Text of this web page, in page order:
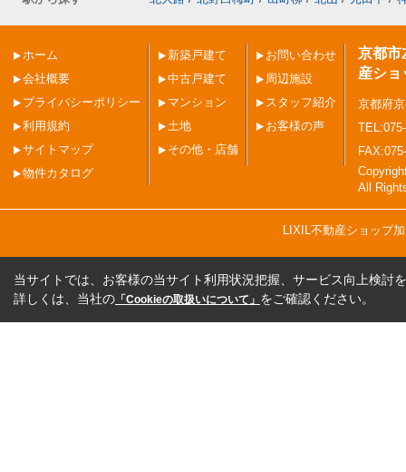
ホーム
会社概要
プライバシーポリシー
利用規約
サイトマップ
物件カタログ
新築戸建て
中古戸建て
マンション
土地
その他・店舗
お問い合わせ
周辺施設
スタッフ紹介
お客様の声
京都市
産ショ
京都府
All
LIXIL不動産ショップ
当サイトでは、お客様の当サイト利用状況把握、サービス向上検討
詳しくは、当社の 「Cookieの取扱いについて」 をご確認ください。